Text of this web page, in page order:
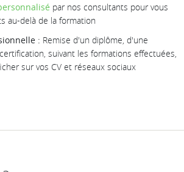
par nos consultants pour vous
au-delà de la formation
: Remise d'un diplôme, d'une
suivant les formations effectuées,
sur vos CV et réseaux sociaux